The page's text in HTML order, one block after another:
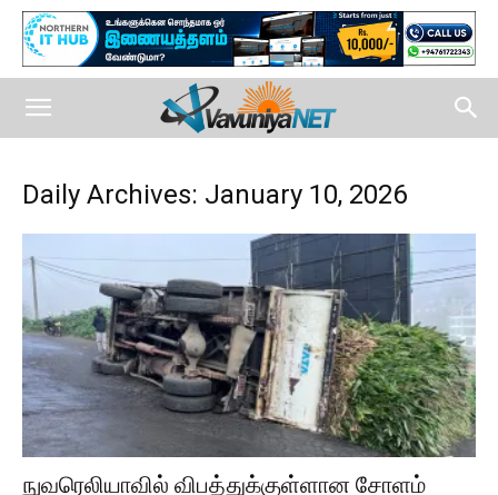
Daily Archives: January 10, 2026
நுவரெலியாவில் விபத்துக்குள்ளான சோளம்